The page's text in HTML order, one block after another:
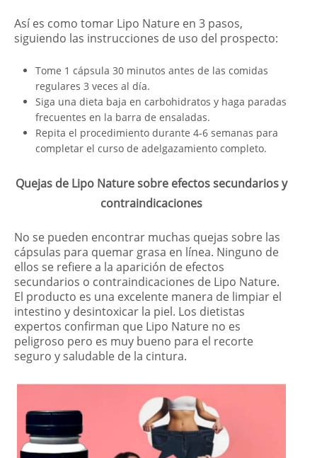
Así es como tomar Lipo Nature en 3 pasos,
siguiendo las instrucciones de uso del prospecto:
Tome 1 cápsula 30 minutos antes de las comidas
regulares 3 veces al día.
Siga una dieta baja en carbohidratos y haga paradas
frecuentes en la barra de ensaladas.
Repita el procedimiento durante 4-6 semanas para
completar el curso de adelgazamiento completo.
Quejas de Lipo Nature sobre efectos secundarios y
contraindicaciones
No se pueden encontrar muchas quejas sobre las
cápsulas para quemar grasa en línea. Ninguno de
ellos se refiere a la aparición de efectos
secundarios o contraindicaciones de Lipo Nature.
El producto es una excelente manera de limpiar el
intestino y desintoxicar la piel. Los dietistas
expertos confirman que Lipo Nature no es
peligroso pero es muy bueno para el recorte
seguro y saludable de la cintura.